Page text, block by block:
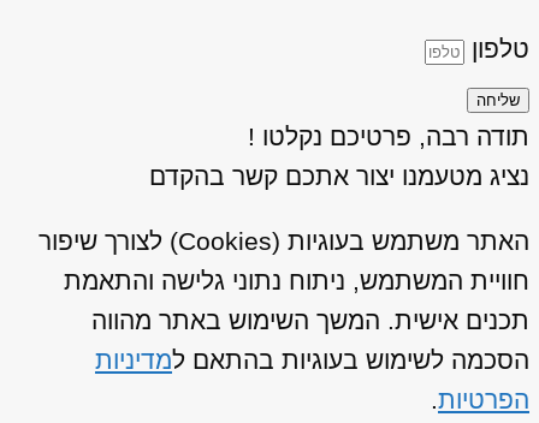
טלפון
שליחה
תודה רבה, פרטיכם נקלטו !
נציג מטעמנו יצור אתכם קשר בהקדם
האתר משתמש בעוגיות (Cookies) לצורך שיפור
חוויית המשתמש, ניתוח נתוני גלישה והתאמת
תכנים אישית. המשך השימוש באתר מהווה
הסכמה לשימוש בעוגיות בהתאם למדיניות
הפרטיות.